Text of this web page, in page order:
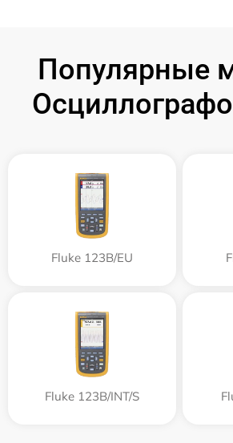
Популярные
Fluke 123B/EU
Fluke 123B/INT/S